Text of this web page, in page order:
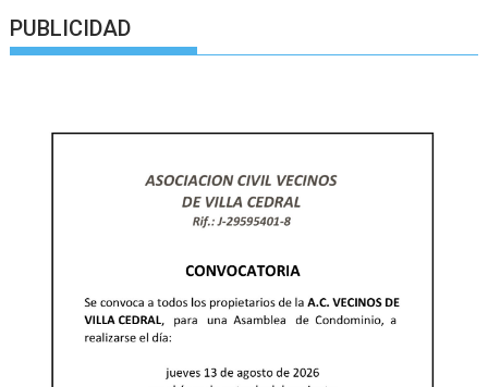
PUBLICIDAD